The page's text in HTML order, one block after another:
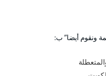
ونقوم أيضا” ب: